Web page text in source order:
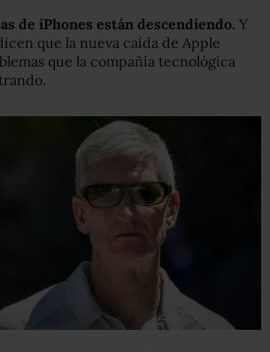
de iPhones están descendiendo. Y
que la nueva caída de Apple
que la compañía tecnológica